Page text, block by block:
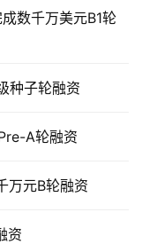
数千万美元B1轮
种子轮融资
A轮融资
万元B轮融资
资